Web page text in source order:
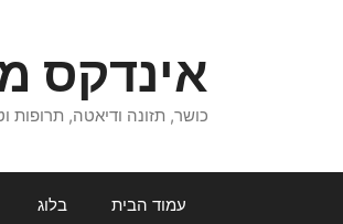
אינדקס
כושר, תזונה ודיאטה, תרופות
עמוד הבית בלוג